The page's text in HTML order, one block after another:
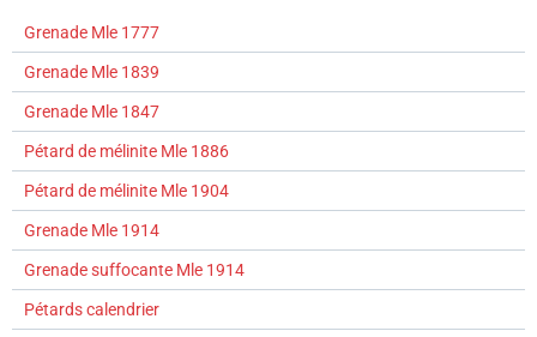
Grenade Mle 1777
Grenade Mle 1839
Grenade Mle 1847
Pétard de mélinite Mle 1886
Pétard de mélinite Mle 1904
Grenade Mle 1914
Grenade suffocante Mle 1914
Pétards calendrier